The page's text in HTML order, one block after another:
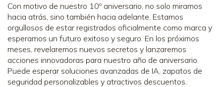
Con motivo de nuestro 10º aniversario, no solo miramos
hacia atrás, sino también hacia adelante. Estamos
orgullosos de estar registrados oficialmente como marca y
esperamos un futuro exitoso y seguro. En los próximos
meses, revelaremos nuevos secretos y lanzaremos
acciones innovadoras para nuestro año de aniversario.
Puede esperar soluciones avanzadas de IA, zapatos de
seguridad personalizables y atractivos descuentos.